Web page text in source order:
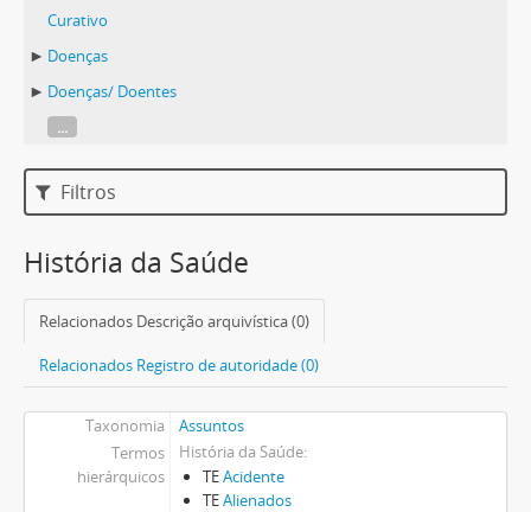
Curativo
Doenças
Doenças/ Doentes
...
Filtros
História da Saúde
Relacionados Descrição arquivística (0)
Relacionados Registro de autoridade (0)
Taxonomia
Assuntos
Termos
hierárquicos
História da Saúde
TEAcidente
TEAlienados